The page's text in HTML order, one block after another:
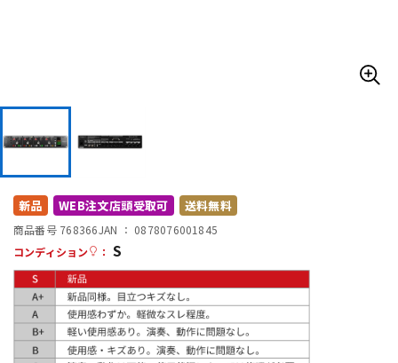
配信/ライブ機器
中古 ヴィンテージ
新品 WEB注文店頭受取可 送料無料
商品番号 768366JAN ： 0878076001845
コンディション
： S